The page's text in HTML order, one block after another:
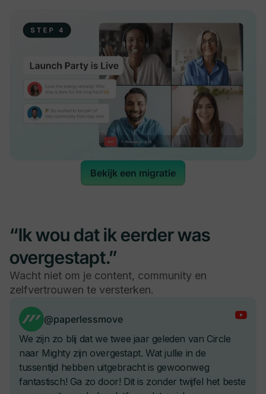
Bekijk een migratie
“Ik wou dat ik eerder was
overgestapt.”
Wacht niet om je content, community en
zelfvertrouwen te versterken.